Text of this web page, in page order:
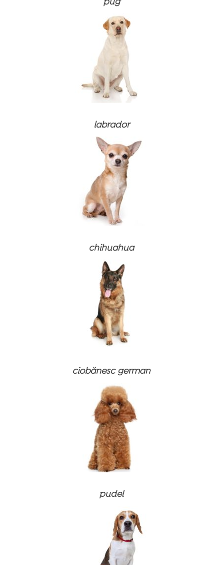
Sosuri pentru hrană uscată
Alimente umede (conserve)
Suplimente alimentare și vitamine
Produse de îngrijire
⚽ PACHET FOTBALISTIC
Alimente uscate
Sosuri pentru hrană uscată
Alimente umede (conserve)
Produse de îngrijire dentară
Suplimente alimentare și vitamine
⚽ PACHET FOTBALISTIC
Sosuri pentru hrană uscată
Alimente umede (conserve)
Produse de îngrijire dentară
Produse de îngrijire
Sosuri pentru hrană uscată
Alimente umede (conserve)
Tratamente
Produse de îngrijire dentară
Produse de îngrijire
Alimente uscate
Alimente umede
Nisip pentru pisici
labrador
chihuahua
ciobănesc german
pudel